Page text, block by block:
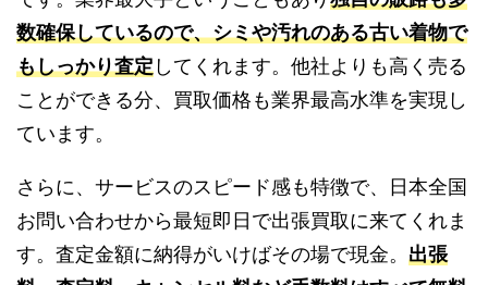
数確保しているので、シミや汚れのある古い着物で
もしっかり査定 してくれます。他社よりも高く売る
ことができる分、買取価格も業界最高水準を実現し
ています。
さらに、サービスのスピード感も特徴で、日本全国
お問い合わせから最短即日で出張買取に来てくれま
す。査定金額に納得がいけばその場で現金。 出張